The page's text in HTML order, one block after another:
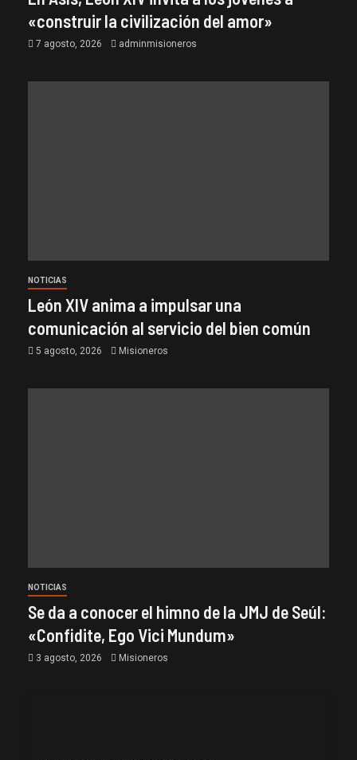
«construir la civilización del amor»
7 agosto, 2026 adminmisioneros
NOTICIAS
León XIV anima a impulsar una
comunicación al servicio del bien común
5 agosto, 2026 Misioneros
NOTICIAS
Se da a conocer el himno de la JMJ de Seúl:
«Confidite, Ego Vici Mundum»
3 agosto, 2026 Misioneros